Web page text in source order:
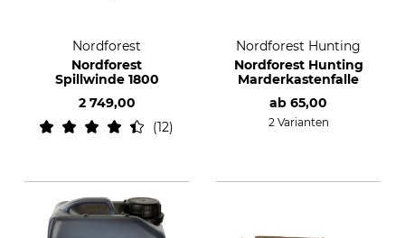
Nordforest
Nordforest
Spillwinde 1800
2 749,00
12
Nordforest Hunting
Nordforest Hunting
Marderkastenfalle
ab 65,00
2 Varianten